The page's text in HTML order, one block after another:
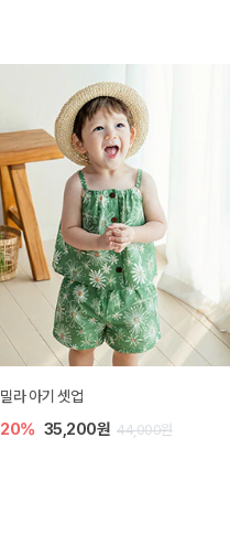
베티 니트 아기 민소매 티셔츠
10% 24,300원 27,000원